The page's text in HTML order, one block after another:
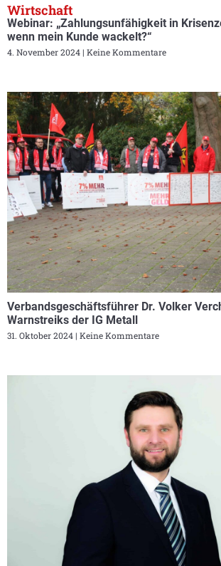
Wirtschaft
Webinar: „Zahlungsunfähigkeit in
wenn mein Kunde wackelt?“
4. November 2024 Keine Kommentare
Verbandsgeschäftsführer Dr. Volker
Warnstreiks der IG Metall
31. Oktober 2024 Keine Kommentare